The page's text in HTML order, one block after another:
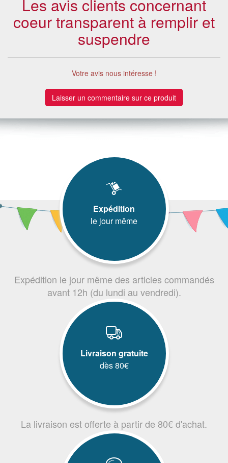
Les avis clients concernant
coeur transparent à remplir et
suspendre
Votre avis nous intéresse !
Laisser un commentaire sur ce produit
Expédition
le jour même
Expédition le jour même des articles commandés
avant 12h (du lundi au vendredi).
Livraison gratuite
dès 80€
La livraison est offerte à partir de 80€ d'achat.